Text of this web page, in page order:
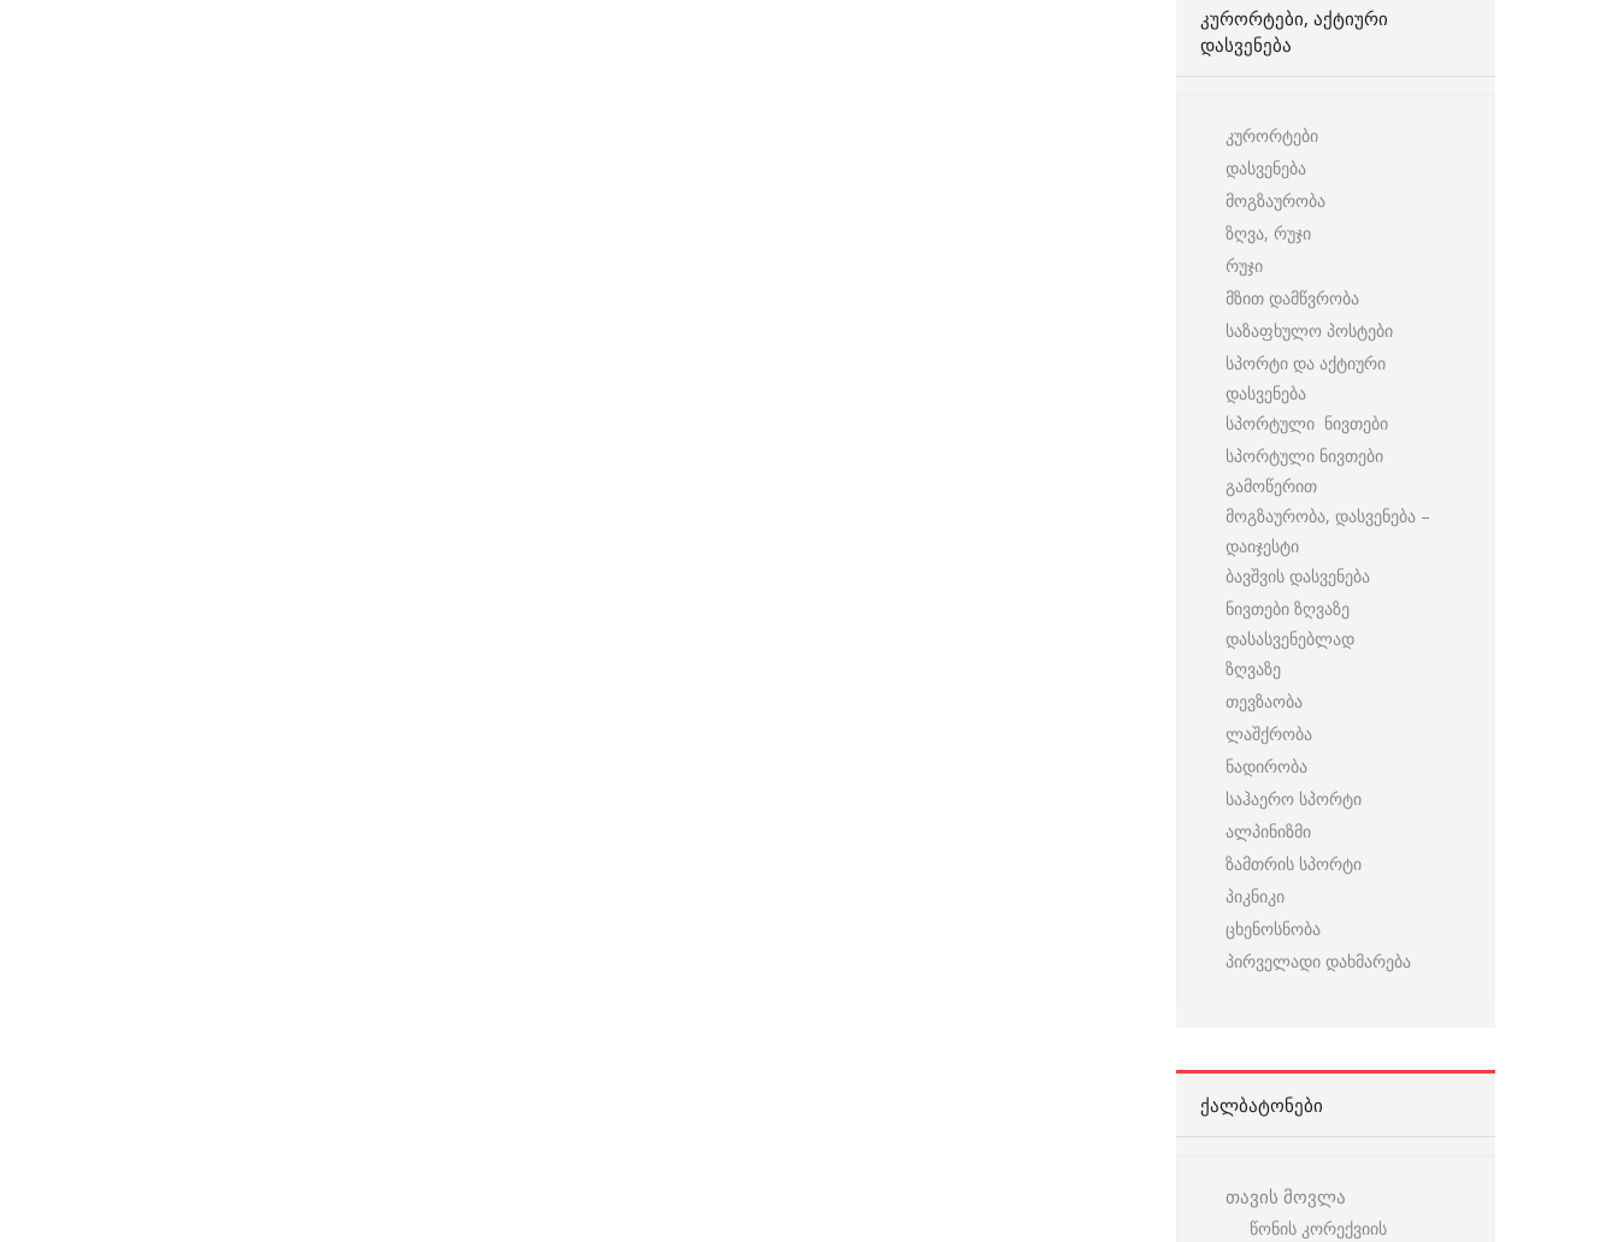
ᲙᲣᲠᲝᲠᲢᲔᲑᲘ, ᲐᲥᲢᲘᲣᲠᲘ
ᲓᲐᲡᲕᲔᲜᲔᲑᲐ
კურორტები
დასვენება
მოგზაურობა
ზღვა, რუჯი
რუჯი
მზით დამწვრობა
საზაფხულო პოსტები
სპორტი და აქტიური
დასვენება
სპორტული ნივთები
სპორტული ნივთები
გამოწერით
მოგზაურობა, დასვენება –
დაიჯესტი
ბავშვის დასვენება
ნივთები ზღვაზე
დასასვენებლად
ზღვაზე
თევზაობა
ლაშქრობა
ნადირობა
საჰაერო სპორტი
ალპინიზმი
ზამთრის სპორტი
პიკნიკი
ცხენოსნობა
პირველადი დახმარება
ᲥᲐᲚᲑᲐᲢᲝᲜᲔᲑᲘ
თავის მოვლა
წონის კორექვიის